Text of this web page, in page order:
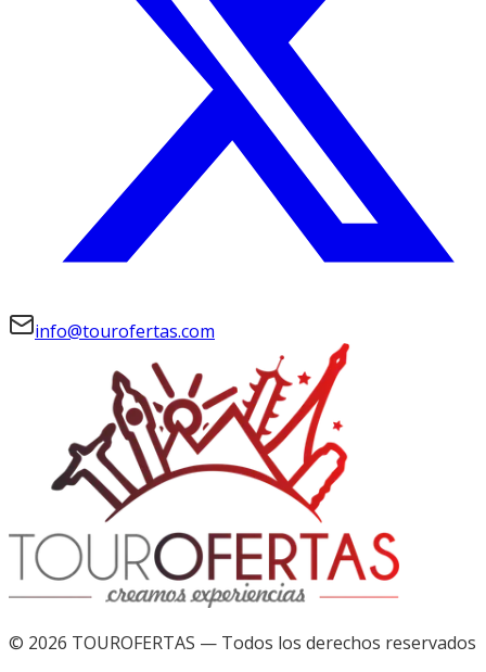
info@tourofertas.com
© 2026 TOUROFERTAS — Todos los derechos reservados